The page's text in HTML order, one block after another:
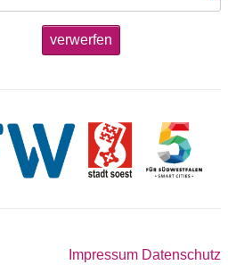
verwerfen
Impressum Datenschutz